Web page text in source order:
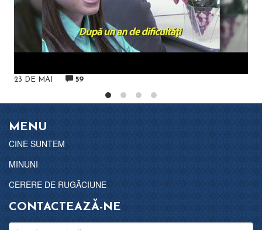
23 DE MAI 59
MENU
CINE SUNTEM
MINUNI
CERERE DE RUGĂCIUNE
CONTACTEAZĂ-NE